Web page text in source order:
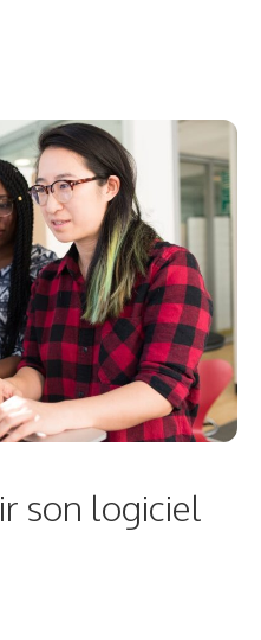
son logiciel